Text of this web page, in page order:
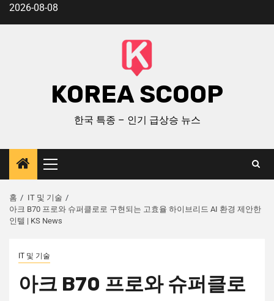
2026-08-08
KOREA SCOOP
한국 특종 – 인기 급상승 뉴스
홈
IT 및 기술
아크 B70 프로와 슈퍼클로로 구현되는 고효율 하이브리드 AI 환경 제안한
인텔 | KS News
IT 및 기술
아크 B70 프로와 슈퍼클로